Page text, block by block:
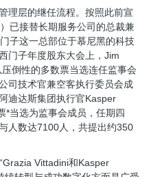
理层的继任流程。按照此前宣
已接替长期服务公司的总裁兼
子这一总部位于慕尼黑的科技
门子年度股东大会上，Jim
倒性的多数票当选连任监事会
司技术官兼空客执行委员会成
迪达斯集团执行官Kasper
*当选为监事会成员，任期四
人数达7100人，共提出约350
Vittadini和Kasper